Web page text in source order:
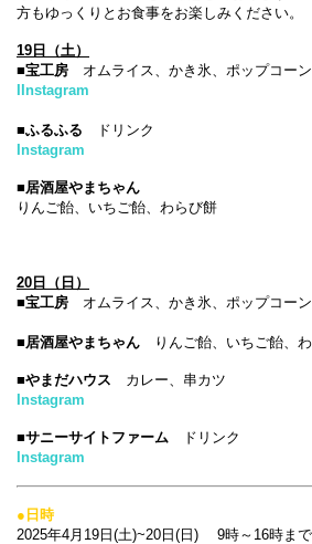
方もゆっくりとお食事をお楽しみください。
19日（土）
■宝工房 オムライス、かき氷、ポップコーン
IInstagram
■ふるふる ドリンク
Instagram
■居酒屋やまちゃん
りんご飴、いちご飴、わらび餅
20日（日）
■宝工房 オムライス、かき氷、ポップコーン
■居酒屋やまちゃん りんご飴、いちご飴、
■やまだハウス カレー、串カツ
Instagram
■サニーサイトファーム ドリンク
Instagram
●日時
2025年4月19日(土)~20日(日) 9時～16時まで